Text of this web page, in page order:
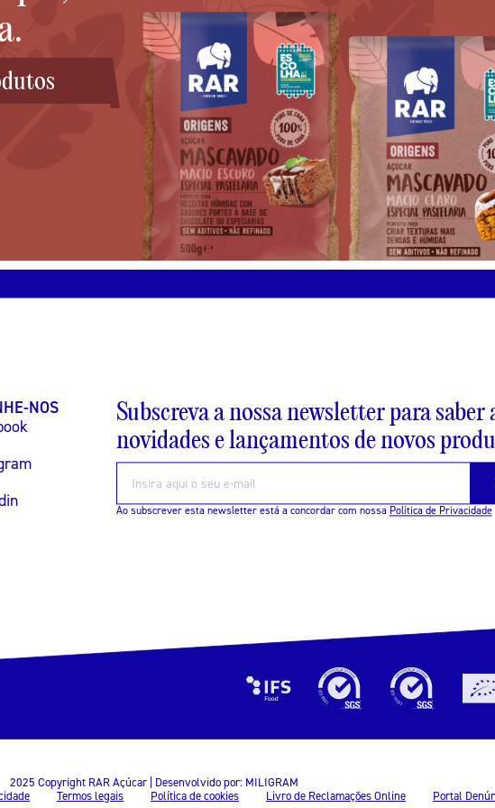
NOS
Subscreva a nossa newsletter para saber
novidades e lançamentos de novos
Ao subscrever esta newsletter está a concordar com nossa Política de Privacidade
2025 Copyright RAR Açúcar | Desenvolvido por: MILIGRAM
Termos legais Política de cookies Livro de Reclamações Online Portal